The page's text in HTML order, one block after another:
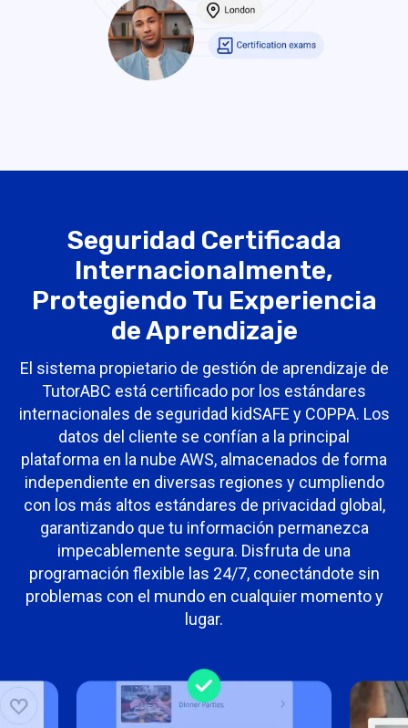
Seguridad Certificada
Internacionalmente,
Protegiendo Tu Experiencia
de Aprendizaje
El sistema propietario de gestión de aprendizaje de
TutorABC está certificado por los estándares
internacionales de seguridad kidSAFE y COPPA. Los
datos del cliente se confían a la principal
plataforma en la nube AWS, almacenados de forma
independiente en diversas regiones y cumpliendo
con los más altos estándares de privacidad global,
garantizando que tu información permanezca
impecablemente segura. Disfruta de una
programación flexible las 24/7, conectándote sin
problemas con el mundo en cualquier momento y
lugar.